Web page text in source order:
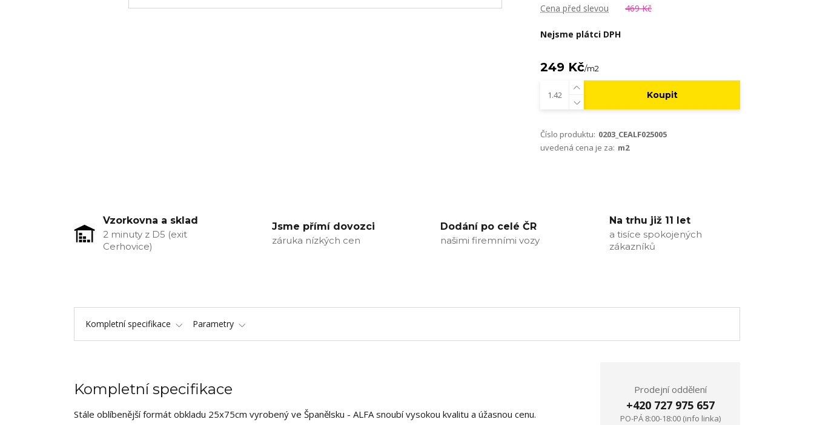
Cena před slevou
469 Kč
Nejsme plátci DPH
249 Kč/m2
Koupit
Číslo produktu: 0203_CEALF025005
uvedená cena je za: m2
Vzorkovna a sklad
2 minuty z D5 (exit
Cerhovice)
Jsme přímí dovozci
záruka nízkých cen
Dodání po celé ČR
našimi firemními vozy
Na trhu již 11 let
a tisíce spokojených
zákazníků
Kompletní specifikace Parametry
Kompletní specifikace
Stále oblíbenější formát obkladu 25x75cm vyrobený ve Španělsku - ALFA snoubí vysokou kvalitu a úžasnou cenu.
Prodejní oddělení
+420 727 975 657
PO-PÁ 8:00-18:00 (info linka)